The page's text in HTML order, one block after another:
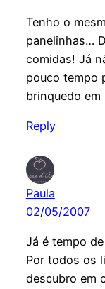
Tenho o
panelinhas…
comidas! Já
pouco tempo
brinquedo em
Reply
Paula
02/05/2007
Já é tempo de
Por todos os
descubro em